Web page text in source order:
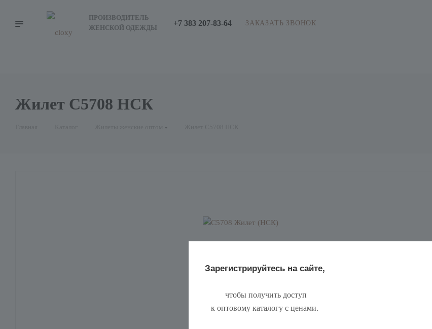
ПРОИЗВОДИТЕЛЬ
ЖЕНСКОЙ ОДЕЖДЫ
+7 383 207-83-64 ЗАКАЗАТЬ ЗВОНОК
Жилет С5708 НСК
Зарегистрируйтесь на сайте,
чтобы получить доступ
к оптовому каталогу с ценами.